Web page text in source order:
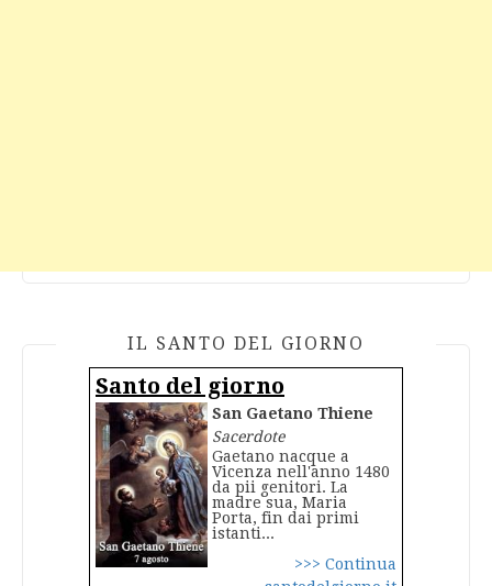
IL SANTO DEL GIORNO
Santo del giorno
San Gaetano Thiene
Sacerdote
Gaetano nacque a
Vicenza nell'anno 1480
da pii genitori. La
madre sua, Maria
Porta, fin dai primi
istanti...
>>> Continua